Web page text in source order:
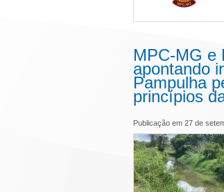
MPC-MG e
apontando
Pampulha
princípios
Publicação em 27 de